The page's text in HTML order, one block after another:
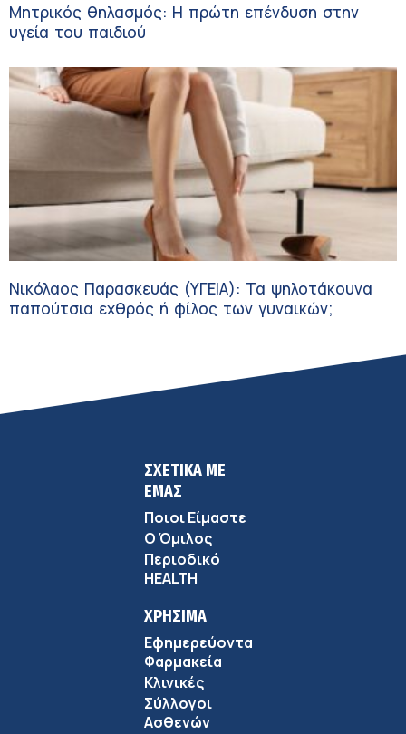
Μητρικός θηλασμός: Η πρώτη επένδυση στην
υγεία του παιδιού
Νικόλαος Παρασκευάς (ΥΓΕΙΑ): Τα ψηλοτάκουνα
παπούτσια εχθρός ή φίλος των γυναικών;
ΣΧΕΤΙΚΑ ΜΕ
ΕΜΑΣ
Ποιοι Είμαστε
Ο Όμιλος
Περιοδικό
HEALTH
ΧΡΗΣΙΜΑ
Εφημερεύοντα
Φαρμακεία
Κλινικές
Σύλλογοι
Ασθενών